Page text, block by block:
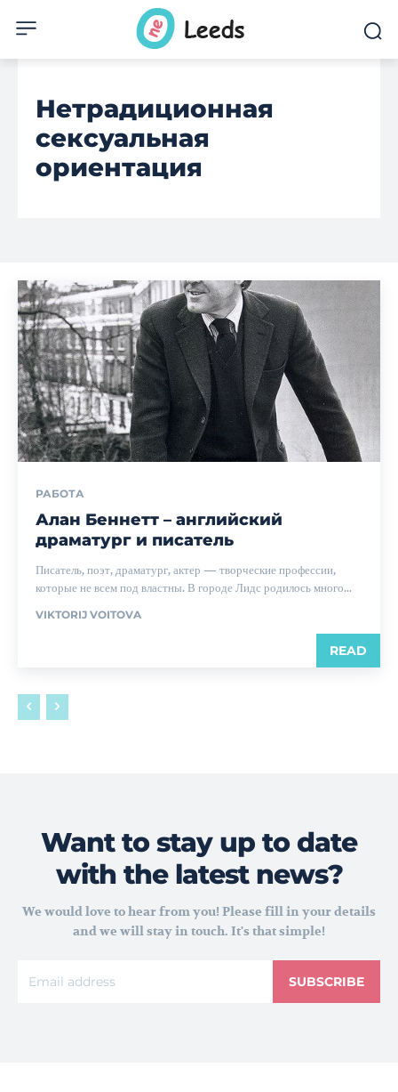
Нетрадиционная
сексуальная
ориентация
РАБОТА
Алан Беннетт – английский
драматург и писатель
Писатель, поэт, драматург, актер — творческие профессии,
которые не всем под властны. В городе Лидс родилось много...
VIKTORIJ VOITOVA
READ
Want to stay up to date
with the latest news?
We would love to hear from you! Please fill in your details
and we will stay in touch. It's that simple!
SUBSCRIBE